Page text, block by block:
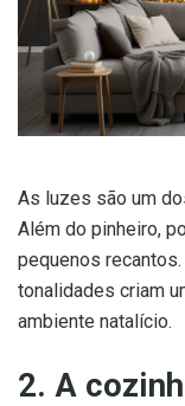
As luzes são um
Além do pinheiro,
pequenos
tonalidades criam
ambiente natalício.
2. A